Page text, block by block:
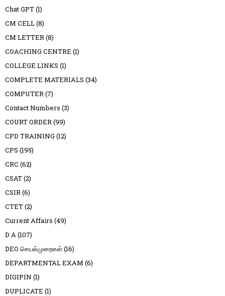
Chat GPT(1)
CM CELL(8)
CM LETTER(8)
COACHING CENTRE (1)
COLLEGE LINKS (1)
COMPLETE MATERIALS (34)
COMPUTER(7)
Contact Numbers (3)
COURT ORDER(99)
CPD TRAINING (12)
CPS (195)
CRC (62)
CSAT(2)
CSIR(6)
CTET(2)
Current Affairs (49)
D A(107)
DEO செயல்முறைகள்(16)
DEPARTMENTAL EXAM (6)
DIGIPIN (1)
DUPLICATE (1)